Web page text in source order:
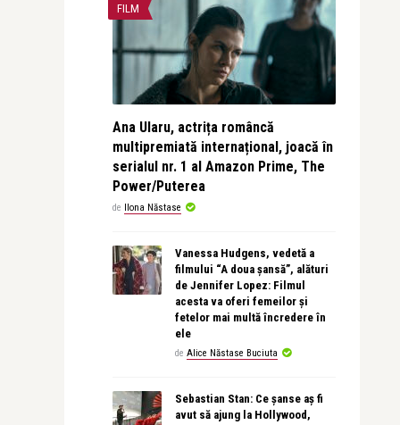
FILM
Ana Ularu, actrița româncă
multipremiată internațional, joacă în
serialul nr. 1 al Amazon Prime, The
Power/Puterea
de Ilona Năstase
Vanessa Hudgens, vedetă a
filmului “A doua șansă”, alături
de Jennifer Lopez: Filmul
acesta va oferi femeilor și
fetelor mai multă încredere în
ele
de Alice Năstase Buciuta
Sebastian Stan: Ce șanse aș fi
avut să ajung la Hollywood,